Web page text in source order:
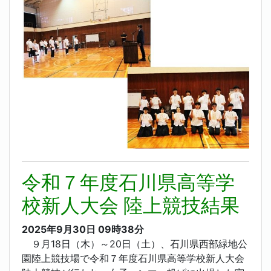
令和７年度石川県高等学
校新人大会 陸上競技結果
2025年9月30日 09時38分
９月18日（木）～20日（土）、石川県西部緑地公
園陸上競技場で令和７年度石川県高等学校新人大会